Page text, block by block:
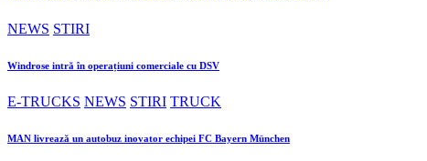
NEWS STIRI
Windrose intră în operațiuni comerciale cu DSV
E-TRUCKS NEWS STIRI TRUCK
MAN livrează un autobuz inovator echipei FC Bayern München